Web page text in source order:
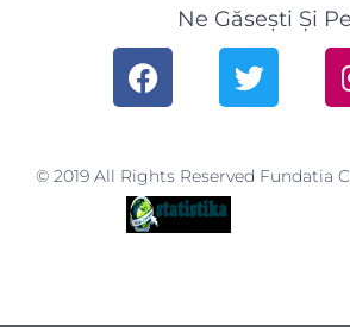
Ne Găsești Și
© 2019 All Rights Reserved Fundatia